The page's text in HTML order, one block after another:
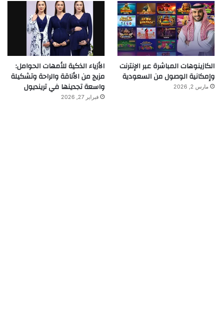
الكازينوهات المباشرة عبر الإنترنت
وإمكانية الوصول من السعودية
مارس 2, 2026
الأزياء الذكية للأمهات الحوامل:
مزيج من الأناقة والراحة وتشكيلة
واسعة تجدينها في ترينديول
فبراير 27, 2026